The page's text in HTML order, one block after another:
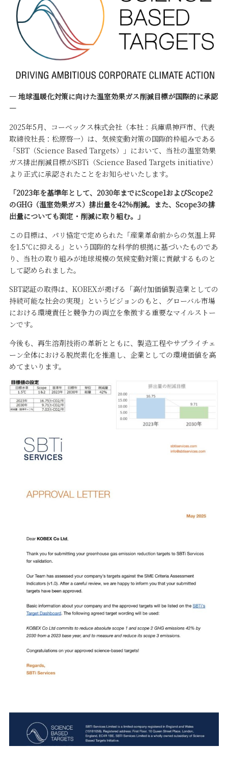
― 地球温暖化対策に向けた温室効果ガス削減目標が国際的に承認
―
2025年5月、コーベックス株式会社（本社：兵庫県神戸市、代表
取締役社長：松原啓一）は、気候変動対策の国際的枠組みである
「SBT（Science Based Targets）」において、当社の温室効果
ガス排出削減目標がSBTi（Science Based Targets initiative）
より正式に承認されたことをお知らせいたします。
「2023年を基準年として、2030年までにScope1およびScope2
のGHG（温室効果ガス）排出量を42%削減。また、Scope3の排
出量についても測定・削減に取り組む。」
この目標は、パリ協定で定められた「産業革命前からの気温上昇
を1.5℃に抑える」という国際的な科学的根拠に基づいたものであ
り、当社の取り組みが地球規模の気候変動対策に貢献するものと
して認められました。
SBT認証の取得は、KOBEXが掲げる「高付加価値製造業としての
持続可能な社会の実現」というビジョンのもと、グローバル市場
における環境責任と競争力の両立を象徴する重要なマイルストー
ンです。
今後も、再生溶剤技術の革新とともに、製造工程やサプライチェ
ーン全体における脱炭素化を推進し、企業としての環境価値を高
めてまいります。